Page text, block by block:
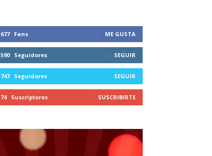
677 Fans ME GUSTA
590 Seguidores SEGUIR
747 Seguidores SEGUIR
74 Suscriptores SUSCRIBIRTE